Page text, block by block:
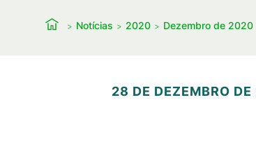
Notícias 2020 Dezembro de 2020
28 DE DEZEMBRO